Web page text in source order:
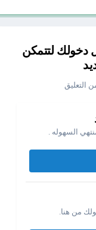
لتتمكن
التعليق
السهوله .
من هنا.